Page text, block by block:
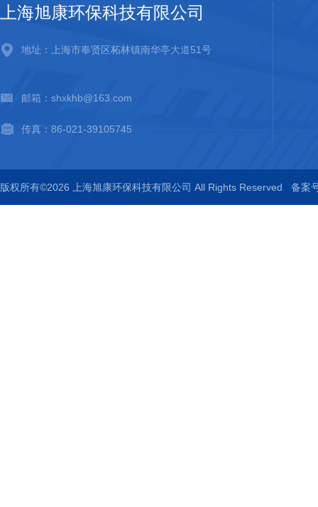
上海旭康环保科技有限公司
地址：上海市奉贤区柘林镇南华亭大道51号
邮箱：shxkhb@163.com
传真：86-021-39105745
版权所有©2026 上海旭康环保科技有限公司 All Rights Reserved 备案